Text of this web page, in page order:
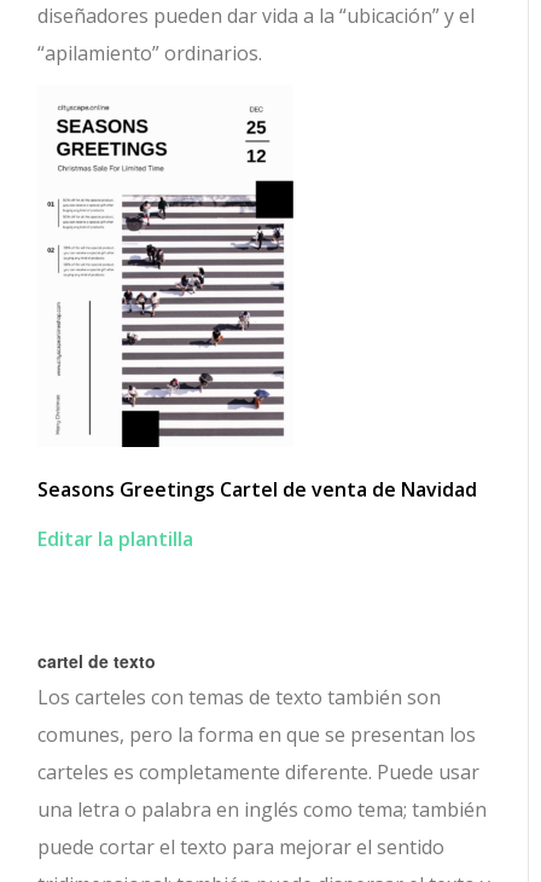
diseñadores pueden dar vida a la “ubicación” y el
“apilamiento” ordinarios.
Seasons Greetings Cartel de venta de Navidad
Editar la plantilla
cartel de texto
Los carteles con temas de texto también son
comunes, pero la forma en que se presentan los
carteles es completamente diferente. Puede usar
una letra o palabra en inglés como tema; también
puede cortar el texto para mejorar el sentido